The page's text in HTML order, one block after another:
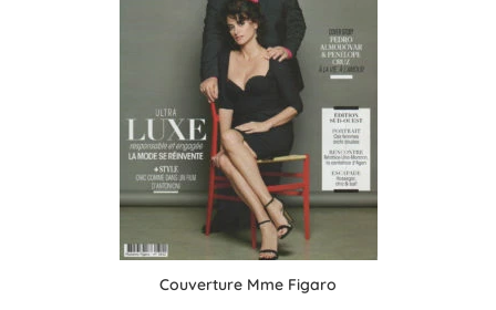
Couverture Mme Figaro